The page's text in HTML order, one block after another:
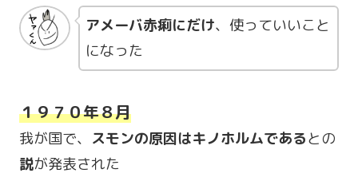
アメーバ赤痢にだけ、使っていいこと
になった
１９７０年８月
我が国で、 スモンの原因はキノホルムであるとの
説が発表された